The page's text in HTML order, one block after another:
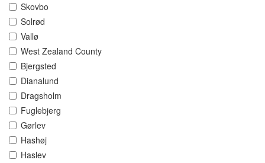
Skovbo
Solrød
Vallø
West Zealand County
Bjergsted
Dianalund
Dragsholm
Fuglebjerg
Gørlev
Hashøj
Haslev